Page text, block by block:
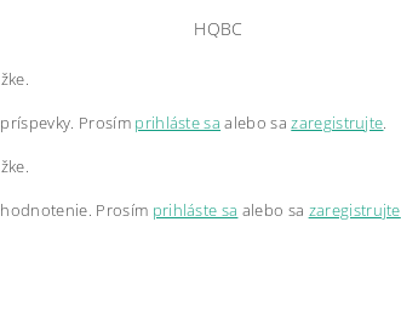
HQBC
Prosím prihláste sa alebo sazaregistrujte.
Prosím prihláste sa alebo sa zaregistrujte